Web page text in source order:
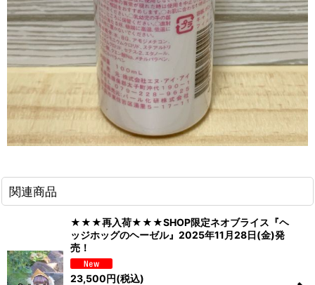
関連商品
★★★再入荷★★★SHOP限定ネオブライス『ヘ
ッジホッグのヘーゼル』2025年11月28日(金)発
売！
23,500円(税込)